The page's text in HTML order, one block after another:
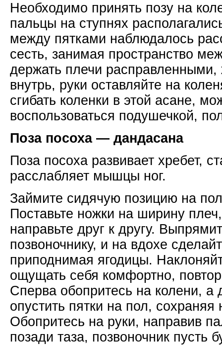
Необходимо принять позу на
пальцы на ступнях
между пятками наблюдалось
сесть, занимая пространство
держать плечи
внутрь, руки оставляйте на
сгибать коленки в этой асане,
воспользоваться подушечкой,
Поза посоха — дандасана
Поза посоха развивает хребет,
расслабляет мышцы ног.
Займите сидячую позицию на
Поставьте ножки на ширину
направьте друг к другу.
позвоночнику, и на вдохе
приподнимая ягодицы.
ощущать себя комфортно,
Сперва обопритесь на колени, а
опустить пятки на пол,
Обопритесь на руки, направив
позади таза, позвоночник пусть